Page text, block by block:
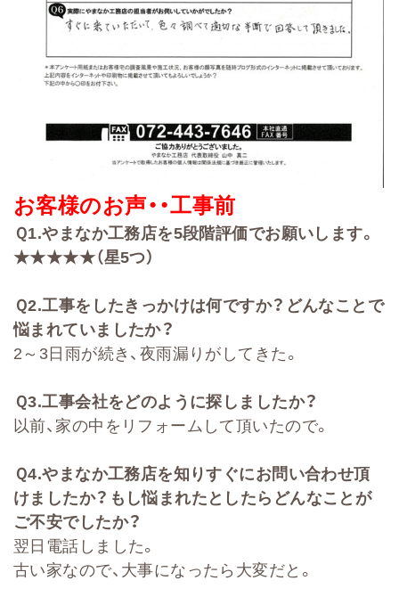
お客様のお声・・工事前
Ｑ1.やまなか工務店を5段階評価でお願いします。
★★★★★（星5つ）
Ｑ2.工事をしたきっかけは何ですか？どんなことで
悩まれていましたか？
2～3日雨が続き、夜雨漏りがしてきた。
Ｑ3.工事会社をどのように探しましたか？
以前、家の中をリフォームして頂いたので。
Ｑ4.やまなか工務店を知りすぐにお問い合わせ頂
けましたか？もし悩まれたとしたらどんなことが
ご不安でしたか？
翌日電話しました。
古い家なので、大事になったら大変だと。